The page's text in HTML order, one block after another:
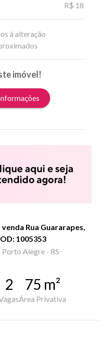
R$ 18
à alteração
imóvel!
Rua Guararapes,
1005353
Alegre - RS
2 75 m²
Área Privativa